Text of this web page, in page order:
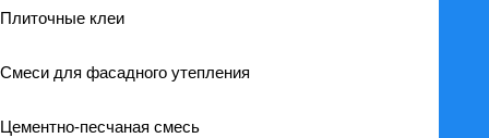
Плиточные клеи
Смеси для фасадного утепления
Цементно-песчаная смесь